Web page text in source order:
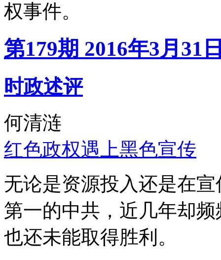
权事件。
第179期 2016年3月31
时政述评
何清涟
红色政权遇上黑色宣传
无论是资源投入还是在
第一的中共，近几年却
也还未能取得胜利。